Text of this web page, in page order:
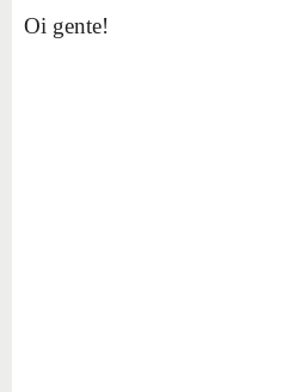
Oi gente!